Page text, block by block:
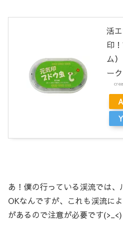
活
印
ム
ー
あ！僕の行っている渓流では
OKなんですが、これも渓流に
があるので注意が必要です(>_<)